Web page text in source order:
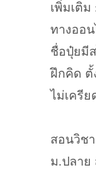
เพิ่มเติ
ทางออ
ชื่อปุ๋ยมี
ฝึกคิด ตั้
ไม่เครีย
สอนวิช
ม.ปลาย